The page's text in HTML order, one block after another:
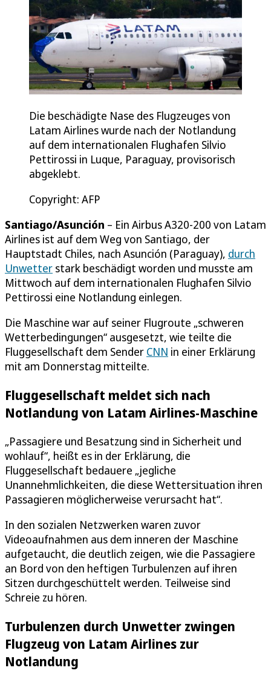
Die beschädigte Nase des Flugzeuges von
Latam Airlines wurde nach der Notlandung
auf dem internationalen Flughafen Silvio
Pettirossi in Luque, Paraguay, provisorisch
abgeklebt.
Copyright: AFP
Santiago/Asunción – Ein Airbus A320-200 von Latam
Airlines ist auf dem Weg von Santiago, der
Hauptstadt Chiles, nach Asunción (Paraguay), durch
Unwetter stark beschädigt worden und musste am
Mittwoch auf dem internationalen Flughafen Silvio
Pettirossi eine Notlandung einlegen.
Die Maschine war auf seiner Flugroute „schweren
Wetterbedingungen“ ausgesetzt, wie teilte die
Fluggesellschaft dem Sender CNN in einer Erklärung
mit am Donnerstag mitteilte.
Fluggesellschaft meldet sich nach
Notlandung von Latam Airlines-Maschine
„Passagiere und Besatzung sind in Sicherheit und
wohlauf“, heißt es in der Erklärung, die
Fluggesellschaft bedauere „jegliche
Unannehmlichkeiten, die diese Wettersituation ihren
Passagieren möglicherweise verursacht hat“.
In den sozialen Netzwerken waren zuvor
Videoaufnahmen aus dem inneren der Maschine
aufgetaucht, die deutlich zeigen, wie die Passagiere
an Bord von den heftigen Turbulenzen auf ihren
Sitzen durchgeschüttelt werden. Teilweise sind
Schreie zu hören.
Turbulenzen durch Unwetter zwingen
Flugzeug von Latam Airlines zur
Notlandung